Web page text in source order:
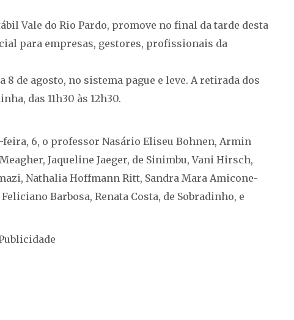
Vale do Rio Pardo, promove no final da tarde desta
para empresas, gestores, profissionais da
de agosto, no sistema pague e leve. A retirada dos
das 11h30 às 12h30.
6, o professor Nasário Eliseu Bohnen, Armin
Jaqueline Jaeger, de Sinimbu, Vani Hirsch,
Nathalia Hoffmann Ritt, Sandra Mara Amicone-
Barbosa, Renata Costa, de Sobradinho, e